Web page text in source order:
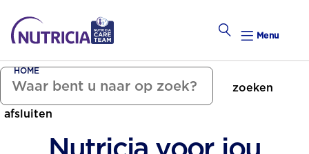
Zwanger Worden
Menu
zoeken
afsluiten
HOME